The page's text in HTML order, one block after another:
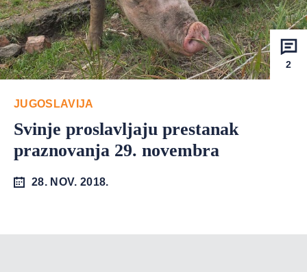
2
JUGOSLAVIJA
Svinje proslavljaju prestanak
praznovanja 29. novembra
28. NOV. 2018.